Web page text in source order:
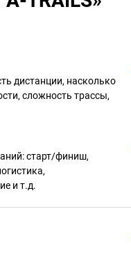
дистанции, насколько
сложность трассы,
старт/финиш,
и т.д.